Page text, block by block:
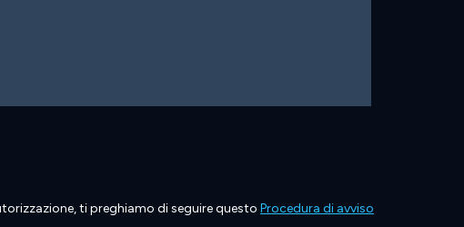
ti preghiamo di seguire questo Procedura di avviso